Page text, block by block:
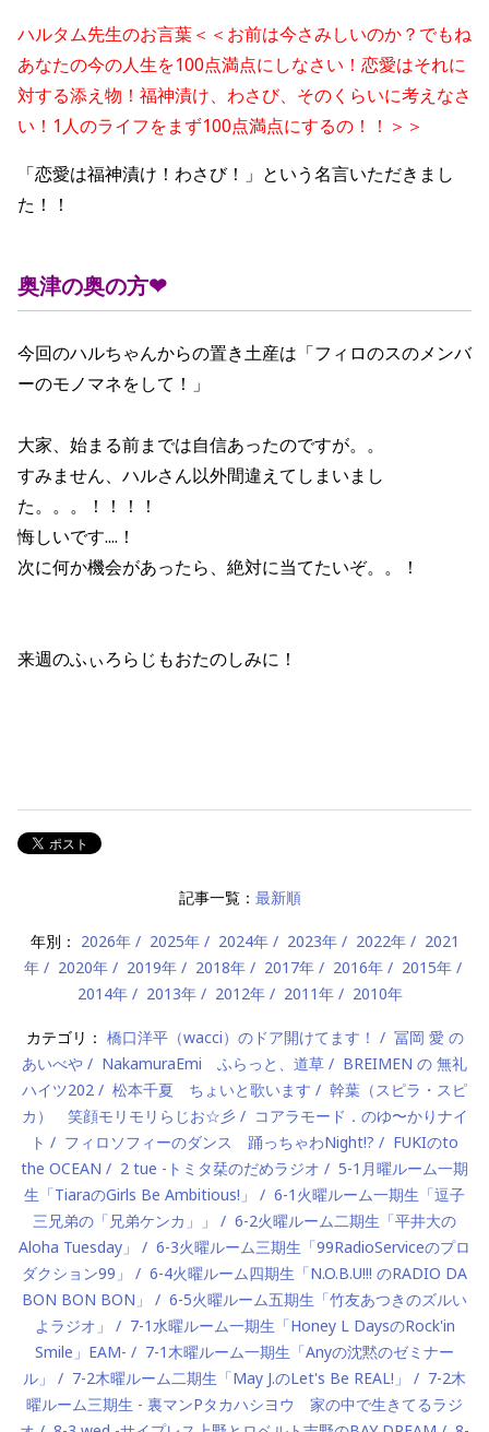
ハルタム先生のお言葉＜＜お前は今さみしいのか？でもね
あなたの今の人生を100点満点にしなさい！恋愛はそれに
対する添え物！福神漬け、わさび、そのくらいに考えなさ
い！1人のライフをまず100点満点にするの！！＞＞
「恋愛は福神漬け！わさび！」という名言いただきまし
た！！
奥津の奥の方❤︎
今回のハルちゃんからの置き土産は「フィロのスのメンバ
ーのモノマネをして！」
大家、始まる前までは自信あったのですが。。
すみません、ハルさん以外間違えてしまいまし
た。。。！！！！
悔しいです....！
次に何か機会があったら、絶対に当てたいぞ。。！
来週のふぃろらじもおたのしみに！
記事一覧： 最新順
年別： 2026年 2025年 2024年 2023年 2022年
2021
年
2020年 2019年 2018年 2017年 2016年
2015年
2014年
2013年 2012年 2011年 2010年
カテゴリ： 橋口洋平（wacci）のドア開けてます！
冨岡 愛 の
あいべや
NakamuraEmi ふらっと、道草
BREIMEN の 無礼
ハイツ202
松本千夏 ちょいと歌います
幹葉（スピラ・スピ
カ） 笑顔モリモリらじお☆彡
コアラモード．のゆ〜かりナイ
ト
フィロソフィーのダンス 踊っちゃわNight!?
FUKIのto
the OCEAN
2 tue -トミタ栞のだめラジオ
5-1月曜ルーム一期
生「TiaraのGirls Be Ambitious!」
6-1火曜ルーム一期生「逗子
三兄弟の「兄弟ケンカ」」
6-2火曜ルーム二期生「平井大の
Aloha Tuesday」
6-3火曜ルーム三期生「99RadioServiceのプロ
ダクション99」
6-4火曜ルーム四期生「N.O.B.U!!! のRADIO DA
BON BON BON」
6-5火曜ルーム五期生「竹友あつきのズルい
よラジオ」
7-1水曜ルーム一期生「Honey L DaysのRock'in
Smile」EAM-
7-1木曜ルーム一期生「Anyの沈黙のゼミナー
ル」
7-2木曜ルーム二期生「May J.のLet's Be REAL!」
7-2木
曜ルーム三期生 - 裏マンPタカハシヨウ 家の中で生きてるラジ